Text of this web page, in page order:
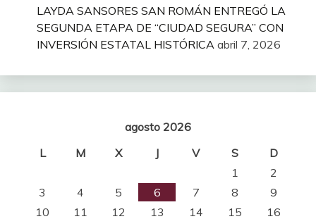
LAYDA SANSORES SAN ROMÁN ENTREGÓ LA
SEGUNDA ETAPA DE “CIUDAD SEGURA” CON
INVERSIÓN ESTATAL HISTÓRICA abril 7, 2026
agosto 2026
L
M X J V S
D
1
2
3
4 5 6 7 8
9
10
11 12 13 14 15
16